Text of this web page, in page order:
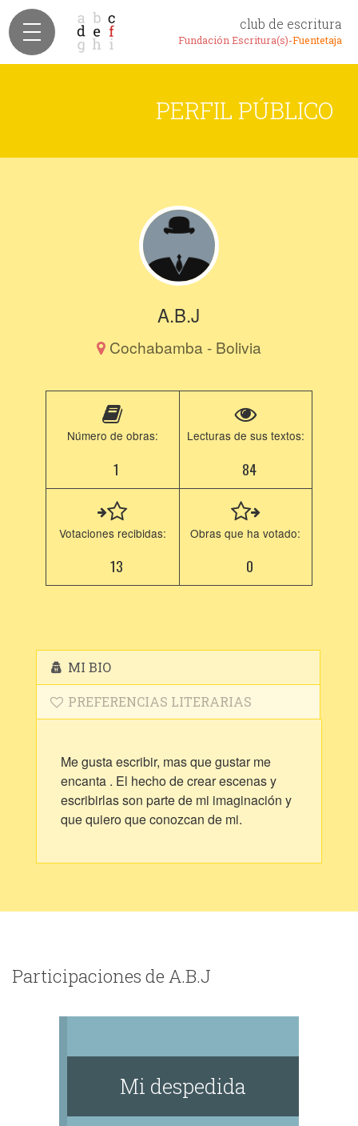
club de escritura
Fundación Escritura(s)-Fuentetaja
PERFIL PÚBLICO
A.B.J
Cochabamba - Bolivia
Número de obras:
1
Lecturas de sus textos:
84
Votaciones recibidas:
13
Obras que ha votado:
0
MI BIO
PREFERENCIAS LITERARIAS
Me gusta escribir, mas que gustar me
encanta . El hecho de crear escenas y
escribirlas son parte de mi imaginación y
que quiero que conozcan de mi.
Participaciones de A.B.J
Mi despedida